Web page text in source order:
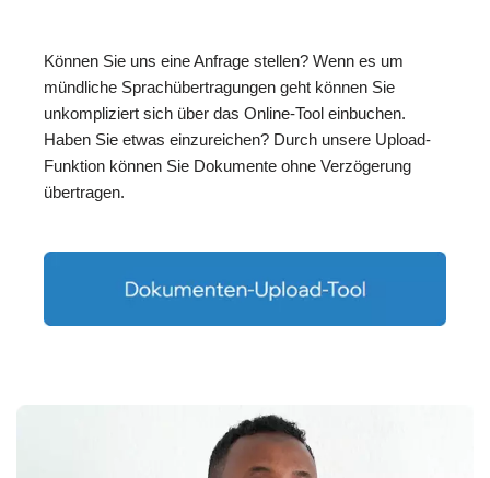
Können Sie uns eine Anfrage stellen? Wenn es um
mündliche Sprachübertragungen geht können Sie
unkompliziert sich über das Online-Tool einbuchen.
Haben Sie etwas einzureichen? Durch unsere Upload-
Funktion können Sie Dokumente ohne Verzögerung
übertragen.